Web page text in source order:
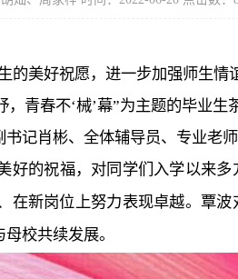
美好祝愿，进一步加强师生情
青春不‘械’幕”为主题的毕业
记肖彬、全体辅导员、专业老
好的祝福，对同学们入学以来
在新岗位上努力表现卓越。覃
校共续发展。